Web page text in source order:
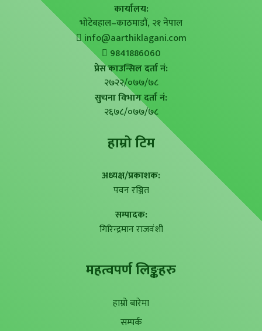
कार्यालय:
भोटेबहाल–काठमाडौं, २१ नेपाल
info@aarthiklagani.com
9841886060
प्रेस काउन्सिल दर्ता नं:
२७२२/०७७/७८
सुचना विभाग दर्ता नं:
२६७८/०७७/७८
हाम्राे टिम
अध्यक्ष/प्रकाशक:
पवन रञ्जित
सम्पादक:
गिरिन्द्रमान राजवंशी
महत्वपर्ण लिङ्कहरु
हाम्रो बारेमा
सम्पर्क